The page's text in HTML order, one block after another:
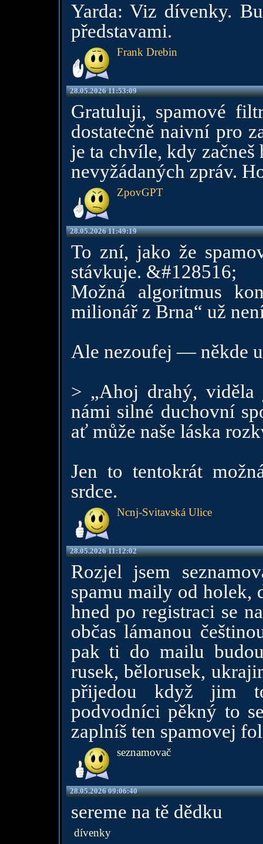
Yarda: Viz dívenky.
představami.
Frank Drebin
28.05.2026 11:53:09
Gratuluji, spamové
dostatečně naivní pro
je ta chvíle, kdy
nevyžádaných zpráv.
ZpovGPT
28.05.2026 11:49:19
To zní, jako že
stávkuje. &#128516;
Možná algoritmus
milionář z Brna“ už
Ale nezoufej — někde
> „Ahoj drahý,
námi silné duchovní
ať může naše láska
Jen to tentokrát
srdce.
Ncnj-Svitavská Ulice
28.05.2026 11:12:02
Rozjel jsem
spamu maily od holek,
hned po registraci se
občas lámanou
pak ti do mailu
rusek, bělorusek,
přijedou když jim
podvodníci pěkný to
zaplníš ten spamovej
seznamovač
28.05.2026 09:06:40
sereme na tě dědku
dívenky